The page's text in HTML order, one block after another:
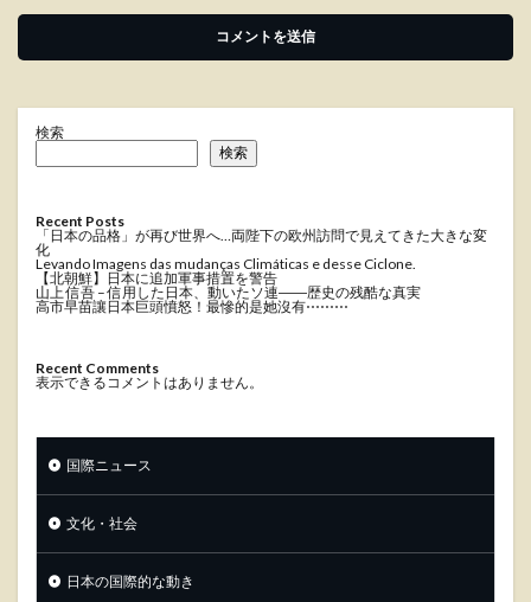
検索
検索
Recent Posts
「日本の品格」が再び世界へ…両陛下の欧州訪問で見えてきた大きな変
化
Levando Imagens das mudanças Climáticas e desse Ciclone.
【北朝鮮】日本に追加軍事措置を警告
山上 信吾 – 信用した日本、動いたソ連――歴史の残酷な真実
高市早苗讓日本巨頭憤怒！最慘的是她沒有⋯⋯⋯
Recent Comments
表示できるコメントはありません。
国際ニュース
文化・社会
日本の国際的な動き